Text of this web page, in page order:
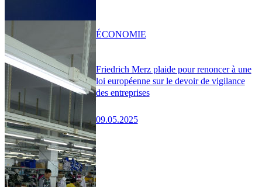
Friedrich Merz plaide pour renoncer à une
loi européenne sur le devoir de vigilance
des entreprises
09.05.2025
ÉCONOMIE